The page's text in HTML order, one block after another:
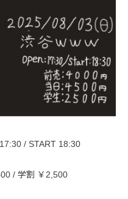
/ START 18:30
/ 学割 ￥2,500